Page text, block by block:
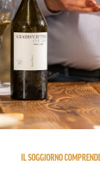
IL SOGGIORNO